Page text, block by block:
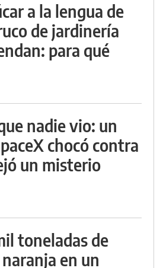
a la lengua de
de jardinería
para qué
nadie vio: un
chocó contra
un misterio
toneladas de
en un